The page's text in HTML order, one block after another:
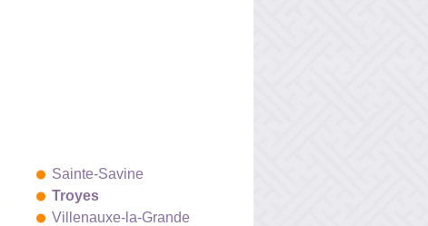
Sainte-Savine
Troyes
Villenauxe-la-Grande